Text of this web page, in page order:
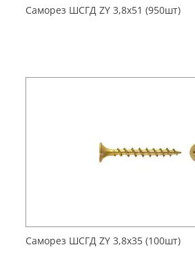
Саморез ШСГД ZY 3,8х51 (950шт)
Саморез ШСГД ZY 3,8х35 (100шт)